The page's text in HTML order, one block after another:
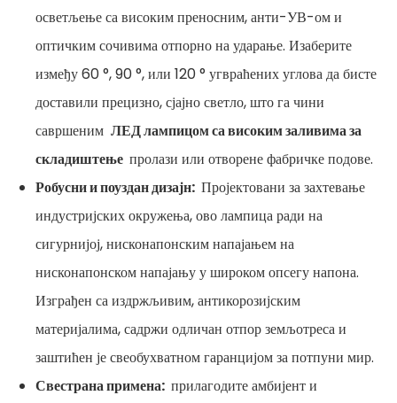
осветљење са високим преносним, анти-УВ-ом и
оптичким сочивима отпорно на ударање. Изаберите
између 60 °, 90 °, или 120 ° угвраћених углова да бисте
доставили прецизно, сјајно светло, што га чини
савршеним ЛЕД лампицом са високим заливима за
складиштење пролази или отворене фабричке подове.
Робусни и поуздан дизајн: Пројектовани за захтевање
индустријских окружења, ово лампица ради на
сигурнијој, нисконапонским напајањем на
нисконапонском напајању у широком опсегу напона.
Изграђен са издржљивим, антикорозијским
материјалима, садржи одличан отпор земљотреса и
заштићен је свеобухватном гаранцијом за потпуни мир.
Свестрана примена: прилагодите амбијент и